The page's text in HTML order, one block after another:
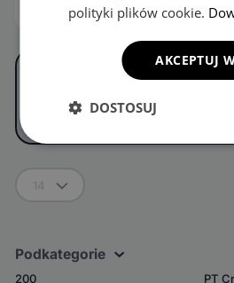
Podkategorie
200
PT
polityki plików cookie.
AKCEPTUJ
DOSTOSUJ